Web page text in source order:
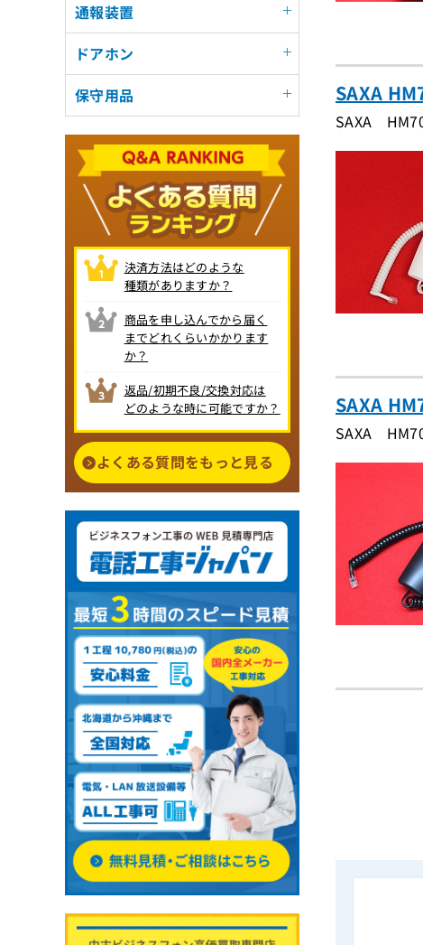
SAXA
SAXA
SAXA
SAXA
通報装置
ドアホン
保守用品
決済方法はどのような
種類がありますか？
商品を申し込んでから届く
までどれくらいかかります
か？
返品/初期不良/交換対応は
どのような時に可能ですか？
よくある質問をもっと見る